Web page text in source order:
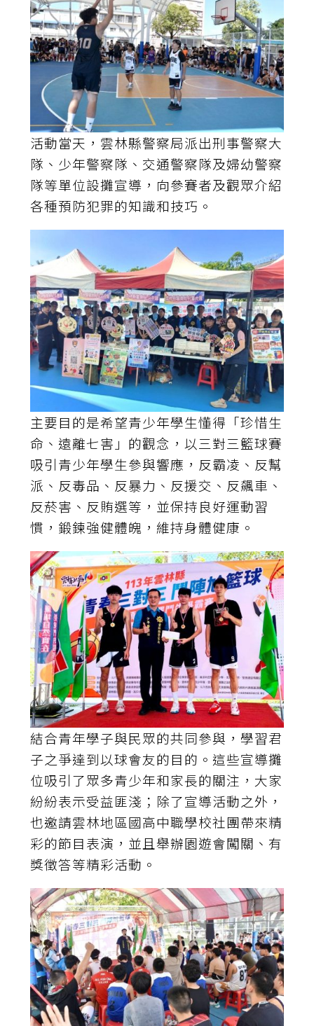
活動當天，雲林縣警察局派出刑事警察大
隊、少年警察隊、交通警察隊及婦幼警察
隊等單位設攤宣導，向參賽者及觀眾介紹
各種預防犯罪的知識和技巧。
主要目的是希望青少年學生懂得「珍惜生
命、遠離七害」的觀念，以三對三籃球賽
吸引青少年學生參與響應，反霸凌、反幫
派、反毒品、反暴力、反援交、反飆車、
反菸害、反賄選等，並保持良好運動習
慣，鍛鍊強健體魄，維持身體健康。
結合青年學子與民眾的共同參與，學習君
子之爭達到以球會友的目的。這些宣導攤
位吸引了眾多青少年和家長的關注，大家
紛紛表示受益匪淺；除了宣導活動之外，
也邀請雲林地區國高中職學校社團帶來精
彩的節目表演，並且舉辦園遊會闖關、有
獎徵答等精彩活動。